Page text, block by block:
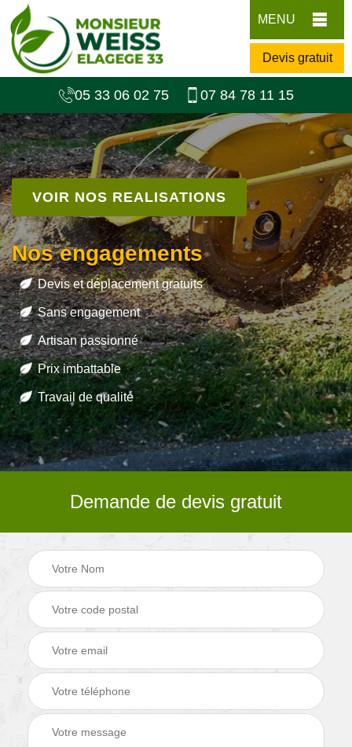
MENU
Devis gratuit
05 33 06 02 75 07 84 78 11 15
VOIR NOS REALISATIONS
Nos engagements
Devis et déplacement gratuits
Sans engagement
Artisan passionné
Prix imbattable
Travail de qualité
Demande de devis gratuit